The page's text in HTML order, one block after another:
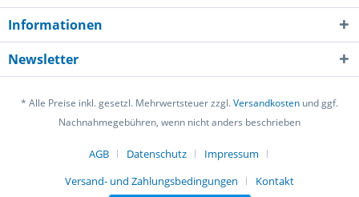
Informationen
Newsletter
* Alle Preise inkl. gesetzl. Mehrwertsteuer zzgl.Versandkosten und ggf.
Nachnahmegebühren, wenn nicht anders beschrieben
AGB Datenschutz
Impressum
Versand- und Zahlungsbedingungen
Kontakt